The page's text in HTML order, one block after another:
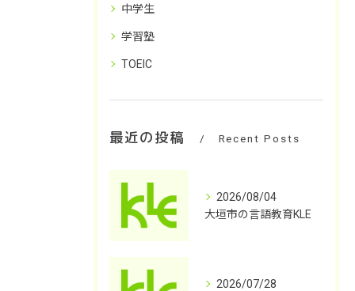
中学生
学習塾
TOEIC
最近の投稿 Recent Posts
2026/08/04
大垣市の言語教育KLE
2026/07/28